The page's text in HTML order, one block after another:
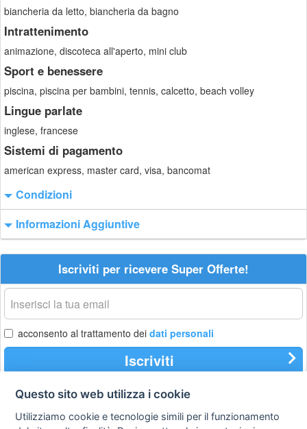
biancheria da letto, biancheria da bagno
Intrattenimento
animazione, discoteca all'aperto, mini club
Sport e benessere
piscina, piscina per bambini, tennis, calcetto, beach volley
Lingue parlate
inglese, francese
Sistemi di pagamento
american express, master card, visa, bancomat
Condizioni
Informazioni Aggiuntive
Iscriviti per ricevere Super Offerte!
La
tua
email
acconsento al trattamento dei dati personali
Iscriviti
Privacy
Avviso
Scrivici
Questo sito web utilizza i cookie
Utilizziamo cookie e tecnologie simili per il funzionamento